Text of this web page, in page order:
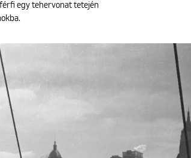
egy tehervonat tetején